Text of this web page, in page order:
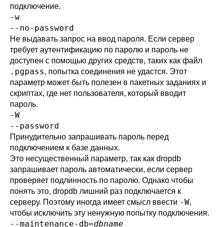
подключение.
-w
--no-password
Не выдавать запрос на ввод пароля. Если сервер
требует аутентификацию по паролю и пароль не
доступен с помощью других средств, таких как файл
.pgpass, попытка соединения не удастся. Этот
параметр может быть полезен в пакетных заданиях и
скриптах, где нет пользователя, который вводит
пароль.
-W
--password
Принудительно запрашивать пароль перед
подключением к базе данных.
Это несущественный параметр, так как dropdb
запрашивает пароль автоматически, если сервер
проверяет подлинность по паролю. Однако чтобы
понять это, dropdb лишний раз подключается к
серверу. Поэтому иногда имеет смысл ввести -W,
чтобы исключить эту ненужную попытку подключения.
--maintenance-db=dbname